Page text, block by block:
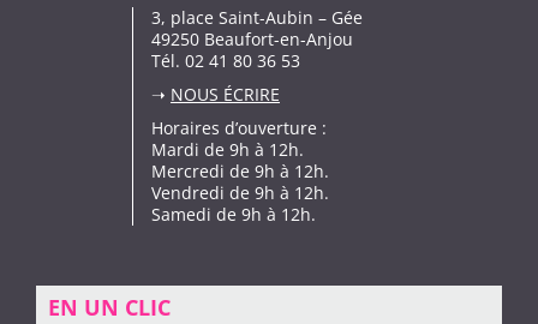
3, place Saint-Aubin – Gée
49250 Beaufort-en-Anjou
Tél. 02 41 80 36 53
➝ NOUS ÉCRIRE
Horaires d’ouverture :
Mardi de 9h à 12h.
Mercredi de 9h à 12h.
Vendredi de 9h à 12h.
Samedi de 9h à 12h.
EN UN CLIC